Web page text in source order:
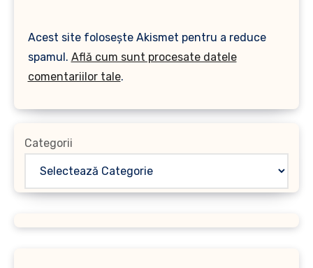
Acest site folosește Akismet pentru a reduce
spamul. Află cum sunt procesate datele
comentariilor tale.
Categorii